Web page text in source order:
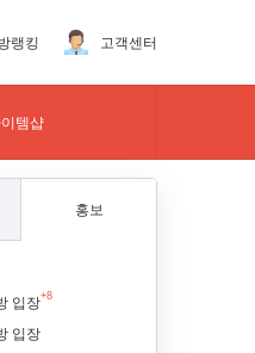
랭킹 고객센터
템샵
홍보
입장+8
입장